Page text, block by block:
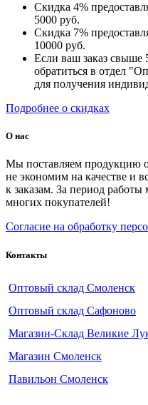
Скидка 4%
5000 руб.
Скидка 7%
10000 руб.
Если ваш заказ свыше
обратиться в отдел
для получения
Подробнее о скидках
О нас
Мы поставляем продукцию
не экономим на качестве и
к заказам. За период
многих покупателей!
Согласие на обработку
Контакты
Оптовый склад Смоленск
Оптовый склад Сафоново
Магазин-Склад Великие
Магазин Смоленск
Павильон Смоленск